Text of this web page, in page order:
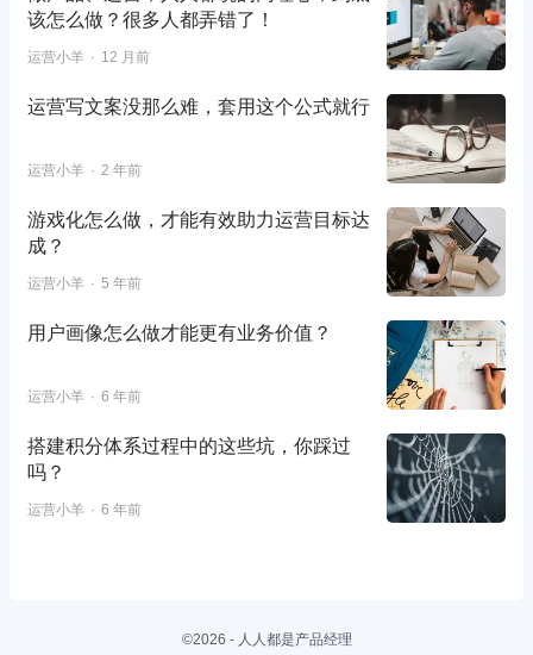
该怎么做？很多人都弄错了！
运营小羊 12 月前
运营写文案没那么难，套用这个公式就行
运营小羊 2 年前
游戏化怎么做，才能有效助力运营目标达
成？
运营小羊 5 年前
用户画像怎么做才能更有业务价值？
运营小羊 6 年前
搭建积分体系过程中的这些坑，你踩过
吗？
运营小羊 6 年前
©2026 - 人人都是产品经理